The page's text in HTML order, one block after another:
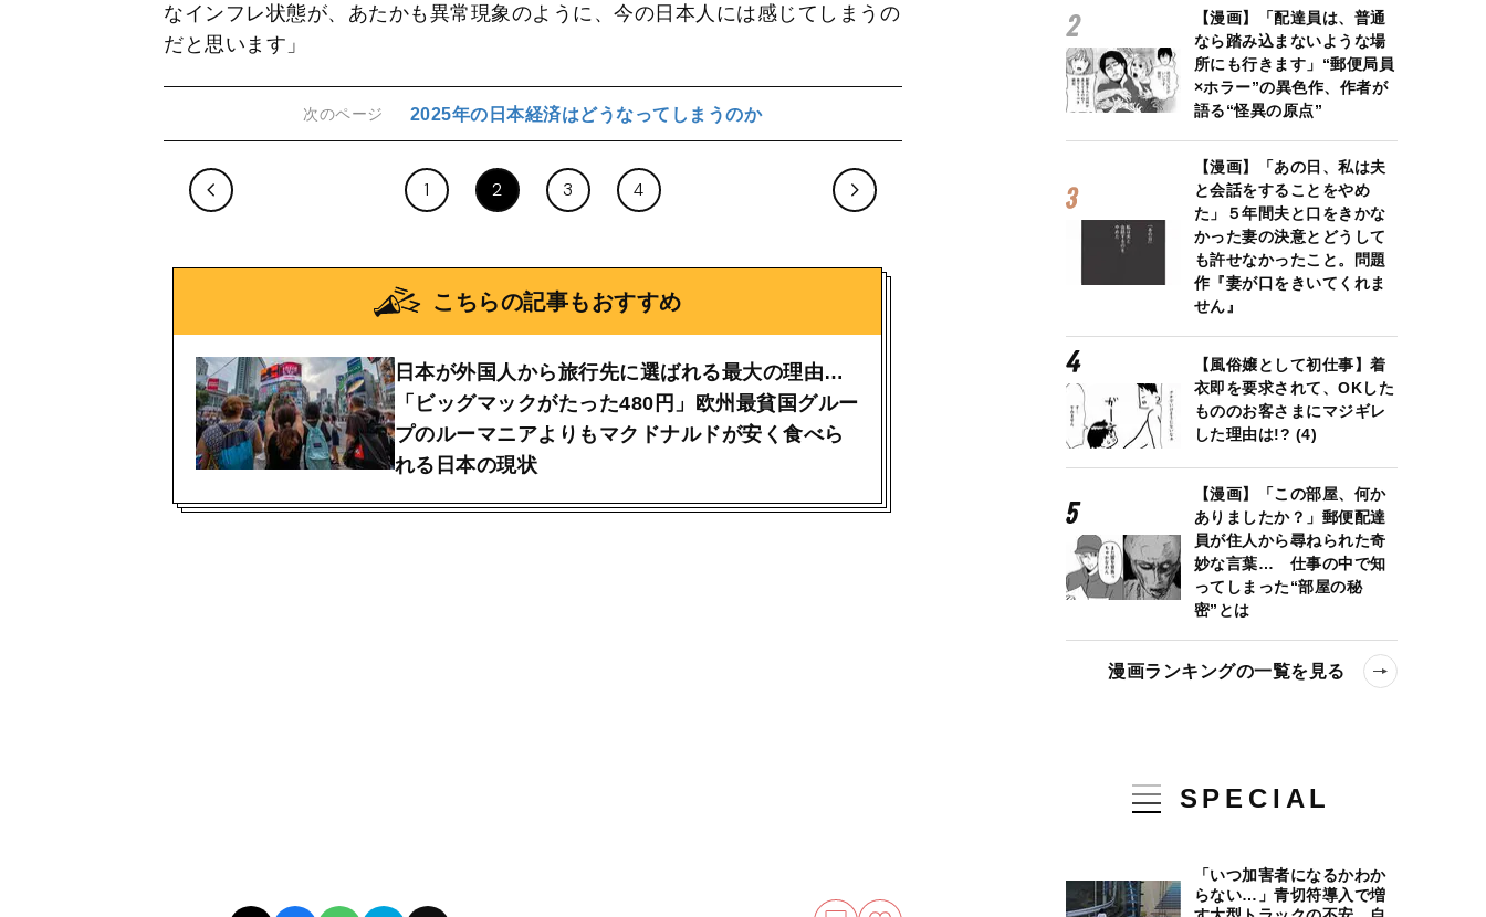
なインフレ状態が、あたかも異常現象のように、今の日本人には感じてしまうの
だと思います」
次のページ 2025年の日本経済はどうなってしまうのか
1 2 3 4
こちらの記事もおすすめ
日本が外国人から旅行先に選ばれる最大の理由…
「ビッグマックがたった480円」欧州最貧国グルー
プのルーマニアよりもマクドナルドが安く食べら
れる日本の現状
【漫画】「配達員は、普通
なら踏み込まないような場
所にも行きます」“郵便局員
×ホラー”の異色作、作者が
語る“怪異の原点”
【漫画】「あの日、私は夫
と会話をすることをやめ
た」５年間夫と口をきかな
かった妻の決意とどうして
も許せなかったこと。問題
作『妻が口をきいてくれま
せん』
【風俗嬢として初仕事】着
衣即を要求されて、OKした
もののお客さまにマジギレ
した理由は!? (4)
【漫画】「この部屋、何か
ありましたか？」郵便配達
員が住人から尋ねられた奇
妙な言葉… 仕事の中で知
ってしまった“部屋の秘
密”とは
漫画ランキングの一覧を見る
SPECIAL
「いつ加害者になるかわか
らない…」青切符導入で増